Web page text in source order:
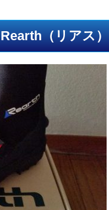
Rearth（リアス